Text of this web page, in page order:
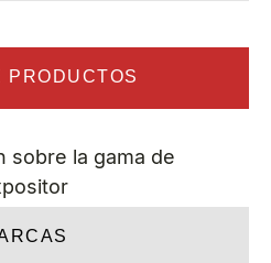
PRODUCTOS
sobre la gama de